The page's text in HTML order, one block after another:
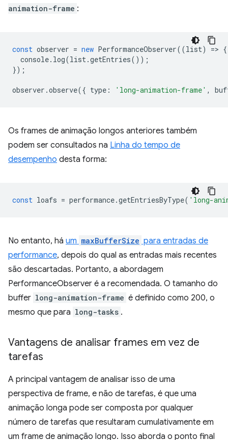
animation-frame :
const observer = new PerformanceObserver((list) => {
console. log(list.getEntries());
});
observer .observe({ type : 'long-animation-frame' ,
Os frames de animação longos anteriores também
podem ser consultados na Linha do tempo de
desempenho desta forma:
const loafs = performance.getEntriesByType( 'long-
No entanto, há um maxBufferSize para entradas de
performance, depois do qual as entradas mais recentes
são descartadas. Portanto, a abordagem
PerformanceObserver é a recomendada. O tamanho do
buffer long-animation-frame é definido como 200, o
mesmo que para long-tasks .
Vantagens de analisar frames em vez de
tarefas
A principal vantagem de analisar isso de uma
perspectiva de frame, e não de tarefas, é que uma
animação longa pode ser composta por qualquer
número de tarefas que resultaram cumulativamente em
um frame de animação longo. Isso aborda o ponto final